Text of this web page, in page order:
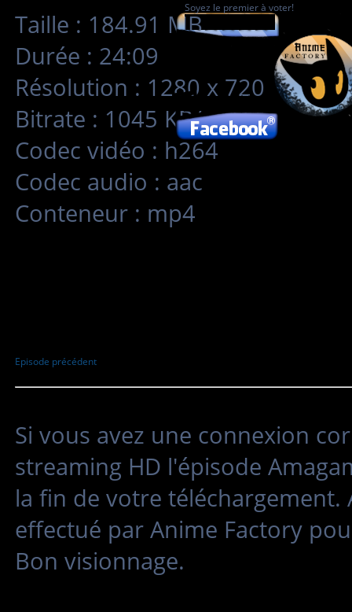
Taille : 184.91 MB
Durée : 24:09
Résolution : 1280 x 720
Bitrate : 1045 KB/s
Codec vidéo : h264
Codec audio : aac
Conteneur : mp4
Soyez le premier à voter!
Episode précédent
Si vous avez une connexion
streaming HD l'épisode
la fin de votre
effectué par Anime Factory
Bon visionnage.